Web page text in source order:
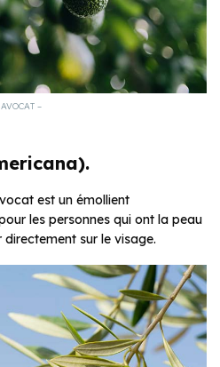
AVOCAT –
est un émollient
les personnes qui ont la peau
directement sur le visage.